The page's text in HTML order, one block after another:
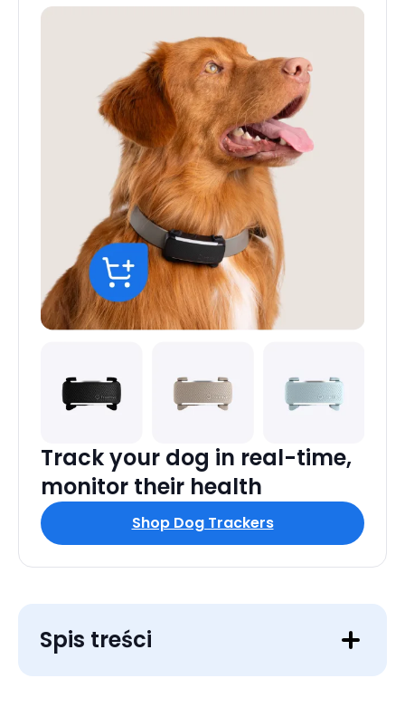
Track your dog in real-time,
monitor their health
Shop Dog Trackers
Spis treści